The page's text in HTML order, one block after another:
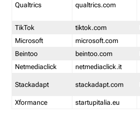
Qualtrics qualtrics.com
TikTok
tiktok.com
Microsoft
microsoft.com
Beintoo
beintoo.com
Netmediaclick
netmediaclick.it
Stackadapt stackadapt.com
Xformance
startupitalia.eu